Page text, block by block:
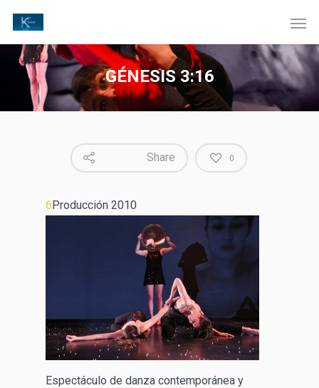
GÉNESIS 3:16
Share 0
6Producción 2010
Espectáculo de danza contemporánea y